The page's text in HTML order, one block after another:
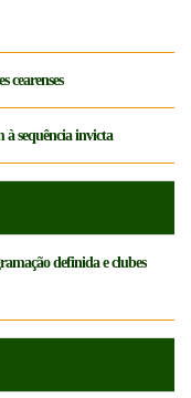
cearenses
à sequência invicta
definida e clubes